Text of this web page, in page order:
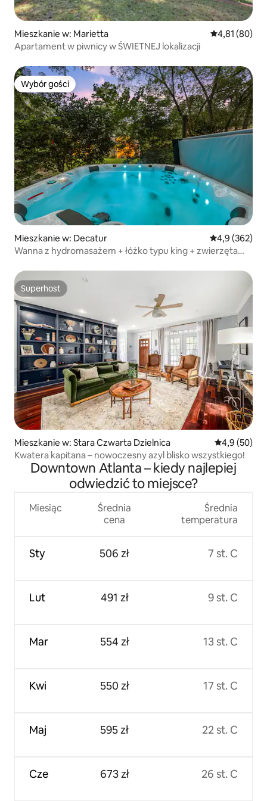
Mieszkanie w: Marietta Średnia
4,81 (80)
Apartament w piwnicy w ŚWIETNEJ lokalizacji
Wybór gości
Wybór gości
Mieszkanie w: Decatur Średnia
4,9 (362)
Wanna z hydromasażem + łóżko typu king + zwierzęta
Superhost
Superhost
Mieszkanie w: Stara Czwarta Dzielnica Średnia
4,9 (50)
Kwatera kapitana – nowoczesny azyl blisko wszystkiego!
Downtown Atlanta – kiedy najlepiej
odwiedzić to miejsce?
Miesiąc
Sty
Lut
Mar
Kwi
Maj
Cze
Średnia
cena
506 zł
491 zł
554 zł
550 zł
595 zł
673 zł
Średnia
temperatura
7 st. C
9 st. C
13 st. C
17 st. C
22 st. C
26 st. C